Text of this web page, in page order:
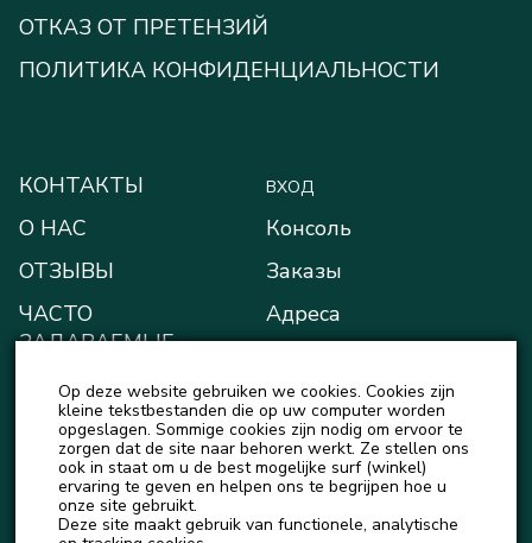
ОТКАЗ ОТ ПРЕТЕНЗИЙ
ПОЛИТИКА КОНФИДЕНЦИАЛЬНОСТИ
КОНТАКТЫ
О НАС
ОТЗЫВЫ
ЧАСТО
ЗАДАВАЕМЫЕ
БЛОГ
НОВОСТИ
ВХОД
Консоль
Заказы
Адреса
Мой кошелёк
Детали учётной записи
Выход
Op deze website gebruiken we cookies. Cookies zijn
kleine tekstbestanden die op uw computer worden
opgeslagen. Sommige cookies zijn nodig om ervoor te
zorgen dat de site naar behoren werkt. Ze stellen ons
ook in staat om u de best mogelijke surf (winkel)
ervaring te geven en helpen ons te begrijpen hoe u
onze site gebruikt.
Deze site maakt gebruik van functionele, analytische